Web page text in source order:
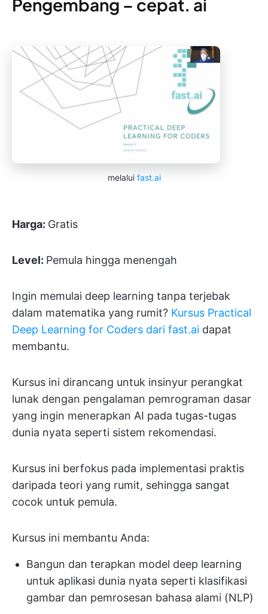
Pengembang – cepat. ai
melalui fast.ai
Harga: Gratis
Level: Pemula hingga menengah
Ingin memulai deep learning tanpa terjebak
dalam matematika yang rumit? Kursus Practical
Deep Learning for Coders dari fast.ai dapat
membantu.
Kursus ini dirancang untuk insinyur perangkat
lunak dengan pengalaman pemrograman dasar
yang ingin menerapkan AI pada tugas-tugas
dunia nyata seperti sistem rekomendasi.
Kursus ini berfokus pada implementasi praktis
daripada teori yang rumit, sehingga sangat
cocok untuk pemula.
Kursus ini membantu Anda:
Bangun dan terapkan model deep learning
untuk aplikasi dunia nyata seperti klasifikasi
gambar dan pemrosesan bahasa alami (NLP)